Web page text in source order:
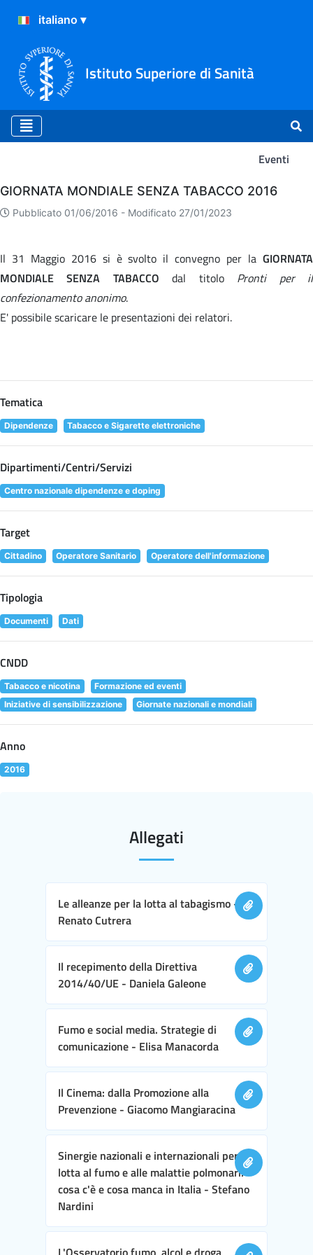
Istituto Superiore di Sanità
Eventi
Eventi
GIORNATA MONDIALE SENZA TABACCO 2016
Pubblicato 01/06/2016 - Modificato 27/01/2023
Il 31 Maggio 2016 si è svolto il convegno per la GIORNATA
MONDIALE SENZA TABACCOdal titolo Pronti per il
confezionamento anonimo.
E' possibile scaricare le presentazioni dei relatori.
Tematica
Dipendenze Tabacco e Sigarette elettroniche
Dipartimenti/Centri/Servizi
Centro nazionale dipendenze e doping
Target
Cittadino Operatore Sanitario Operatore dell'informazione
Tipologia
Documenti Dati
CNDD
Tabacco e nicotina
Formazione ed eventi
Iniziative di sensibilizzazione
Giornate nazionali e mondiali
Anno
2016
Allegati
Le alleanze per la lotta al tabagismo -
Renato Cutrera
Il recepimento della Direttiva
2014/40/UE - Daniela Galeone
Fumo e social media. Strategie di
comunicazione - Elisa Manacorda
Il Cinema: dalla Promozione alla
Prevenzione - Giacomo Mangiaracina
Sinergie nazionali e internazionali per la
lotta al fumo e alle malattie polmonari:
cosa c'è e cosa manca in Italia - Stefano
Nardini